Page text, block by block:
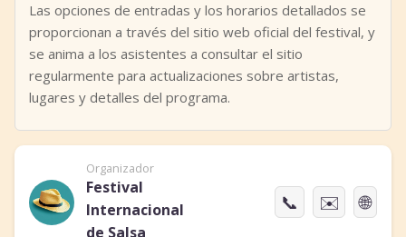
Las opciones de entradas y los horarios detallados se
proporcionan a través del sitio web oficial del festival, y
se anima a los asistentes a consultar el sitio
regularmente para actualizaciones sobre artistas,
lugares y detalles del programa.
Organizador
Festival
Internacional
de Salsa
📞 ✉️ 🌐